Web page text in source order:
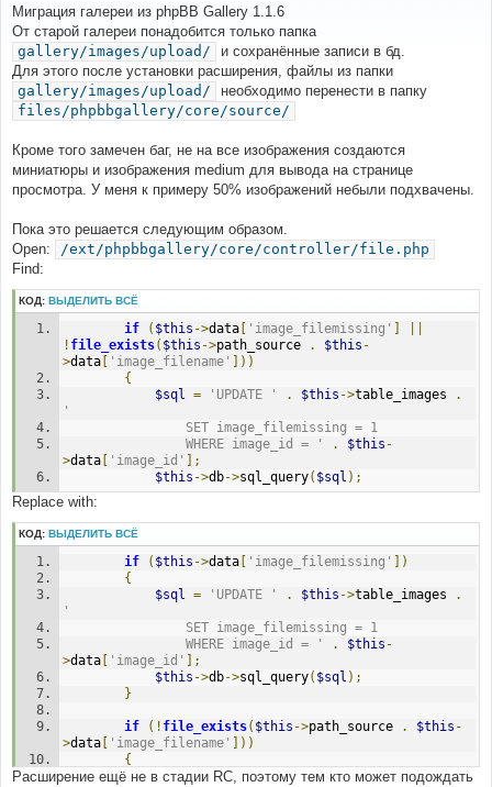
о
б
щ
е
н
и
е
Миграция галереи из phpBB Gallery 1.1.6
От старой галереи понадобится только папка
gallery/images/upload/
и сохранённые записи в бд.
Для этого после установки расширения, файлы из папки
gallery/images/upload/
необходимо перенести в папку
files/phpbbgallery/core/source/
Кроме того замечен баг, не на все изображения создаются
миниатюры и изображения medium для вывода на странице
просмотра. У меня к примеру 50% изображений небыли подхвачены.
Пока это решается следующим образом.
Open:
/ext/phpbbgallery/core/controller/file.php
Find:
КОД: ВЫДЕЛИТЬ ВСЁ
if ( $this ->data 'image_filemissing'
! file_exists( $this ->path_source . $this -
>data 'image_filename'
]))
{
$sql = 'UPDATE ' . $this ->table_images
.
'
				SET image_filemissing = 1
				WHERE image_id = '
. $this -
>data 'image_id'
];
$this ->db->sql_query( $sql );
Replace with:
КОД: ВЫДЕЛИТЬ ВСЁ
if ( $this ->data 'image_filemissing'
])
{
$sql = 'UPDATE ' . $this ->table_images
.
'
				SET image_filemissing = 1
				WHERE image_id = '
. $this -
>data 'image_id'
];
$this ->db->sql_query( $sql );
}
if (! file_exists( $this ->path_source . $this -
>data 'image_filename'
]))
{
Расширение ещё не в стадии RC, поэтому тем кто может подождать